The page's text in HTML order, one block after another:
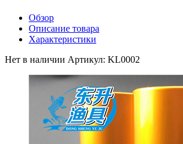
Обзор
Описание товара
Характеристики
Нет в наличии Артикул: KL0002